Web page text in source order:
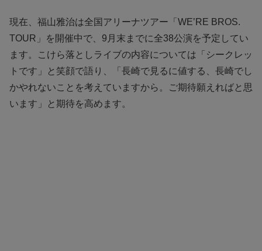
現在、福山雅治は全国アリーナツアー「WE’RE BROS.
TOUR」を開催中で、9月末までに全38公演を予定してい
ます。こけら落としライブの内容については「シークレッ
トです」と笑顔で語り、「長崎で見るに値する、長崎でし
かやれないことを考えていますから。ご期待願えればと思
います」と期待を高めます。